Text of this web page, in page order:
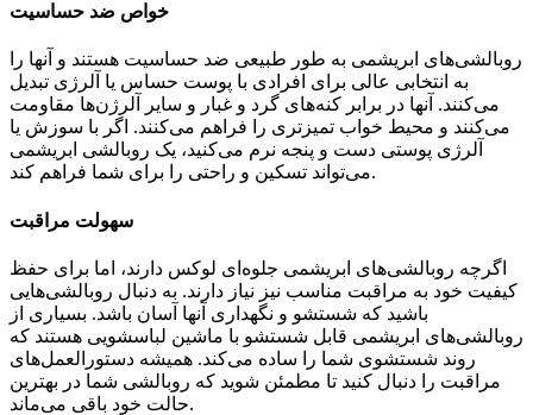
خواص ضد حساسیت
روبالشی‌های ابریشمی به طور طبیعی ضد حساسیت هستند و آنها را
به انتخابی عالی برای افرادی با پوست حساس یا آلرژی تبدیل
می‌کنند. آنها در برابر کنه‌های گرد و غبار و سایر آلرژن‌ها مقاومت
می‌کنند و محیط خواب تمیزتری را فراهم می‌کنند. اگر با سوزش یا
آلرژی پوستی دست و پنجه نرم می‌کنید، یک روبالشی ابریشمی
می‌تواند تسکین و راحتی را برای شما فراهم کند.
سهولت مراقبت
اگرچه روبالشی‌های ابریشمی جلوه‌ای لوکس دارند، اما برای حفظ
کیفیت خود به مراقبت مناسب نیز نیاز دارند. به دنبال روبالشی‌هایی
باشید که شستشو و نگهداری آنها آسان باشد. بسیاری از
روبالشی‌های ابریشمی قابل شستشو با ماشین لباسشویی هستند که
روند شستشوی شما را ساده می‌کند. همیشه دستورالعمل‌های
مراقبت را دنبال کنید تا مطمئن شوید که روبالشی شما در بهترین
حالت خود باقی می‌ماند.